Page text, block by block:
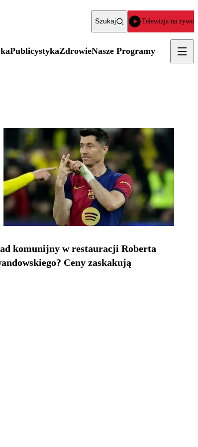
Szukaj Telewizja na żywo
PublicystykaZdrowieNasze Programy
komunijny w restauracji Roberta
Ceny zaskakują